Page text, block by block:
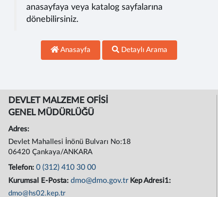
anasayfaya veya katalog sayfalarına
dönebilirsiniz.
Anasayfa Detaylı Arama
DEVLET MALZEME OFİSİ
GENEL MÜDÜRLÜĞÜ
Adres:
Devlet Mahallesi İnönü Bulvarı No:18
06420 Çankaya/ANKARA
Telefon:0 (312) 410 30 00
Kurumsal E-Posta:dmo@dmo.gov.tr Kep Adresi1:
dmo@hs02.kep.tr